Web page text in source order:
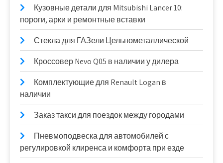
Кузовные детали для Mitsubishi Lancer 10:
пороги, арки и ремонтные вставки
Стекла для ГАЗели Цельнометаллической
Кроссовер Nevo Q05 в наличии у дилера
Комплектующие для Renault Logan в
наличии
Заказ такси для поездок между городами
Пневмоподвеска для автомобилей с
регулировкой клиренса и комфорта при езде